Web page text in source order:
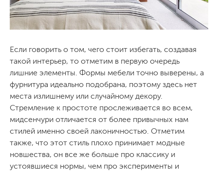
Если говорить о том, чего стоит избегать, создавая
такой интерьер, то отметим в первую очередь
лишние элементы. Формы мебели точно выверены, а
фурнитура идеально подобрана, поэтому здесь нет
места излишнему или случайному декору.
Стремление к простоте прослеживается во всем,
мидсенчури отличается от более привычных нам
стилей именно своей лаконичностью. Отметим
также, что этот стиль плохо принимает модные
новшества, он все же больше про классику и
устоявшиеся нормы, чем про эксперименты и